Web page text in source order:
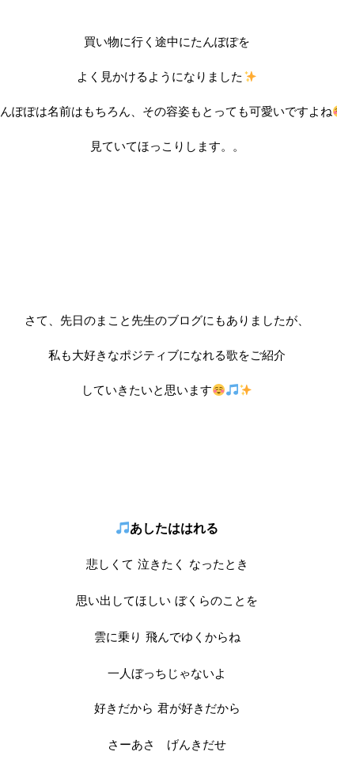
買い物に行く途中にたんぽぽを
よく見かけるようになりました
ぽぽは名前はもちろん、その容姿もとっても可愛いですよね
見ていてほっこりします。。
さて、先日のまこと先生のブログにもありましたが、
私も大好きなポジティブになれる歌をご紹介
していきたいと思います
あしたははれる
悲しくて 泣きたく なったとき
思い出してほしい ぼくらのことを
雲に乗り 飛んでゆくからね
一人ぼっちじゃないよ
好きだから 君が好きだから
さーあさ げんきだせ